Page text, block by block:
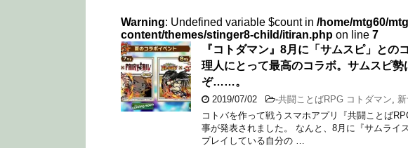
Warning: Undefined variable $count in /home/mtg60/
content/themes/stinger8-child/itiran.php on line 7
『コトダマン』8月に「サムスピ」と
理人にとって最高のコラボ。サムスピ
ぞ……。
2019/07/02 -共闘ことばRPG コトダマン,
コトバを作って戦うスマホアプリ『共闘ことば
事が発表されました。 なんと、8月に『サムライ
プレイしている自分の …